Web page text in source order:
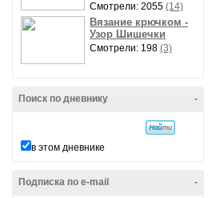
Смотрели: 2055 (14)
Вязание крючком -
Узор Шишечки
Смотрели: 198 (3)
-
Поиск по дневнику
в этом дневнике
-
Подписка по e-mail